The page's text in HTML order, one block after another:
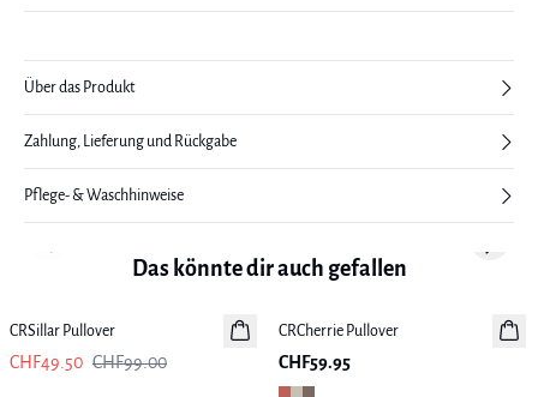
Über das Produkt
Zahlung, Lieferung und Rückgabe
Pflege- & Waschhinweise
Das könnte dir auch gefallen
CRSillar Pullover
CHF49.50 CHF99.00
Neuheiten
CRCherrie Pullover
CHF59.95
Previous slide Next